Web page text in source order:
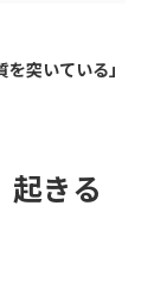
突いている」
起きる